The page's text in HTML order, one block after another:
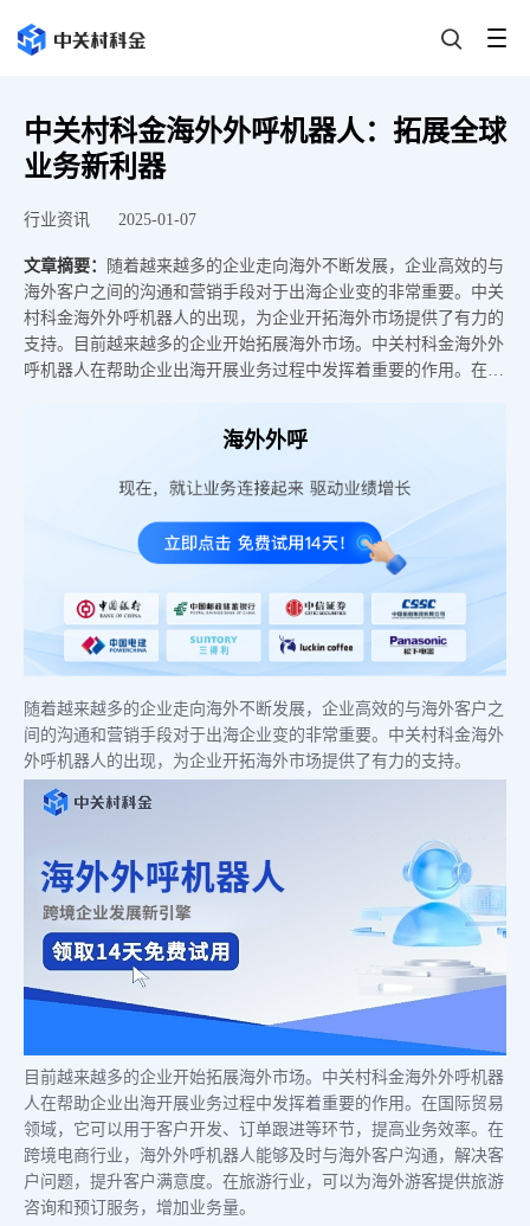
中关村科金海外外呼机器人：拓展全球
业务新利器
行业资讯 2025-01-07
文章摘要：
随着越来越多的企业走向海外不断发展，企业高效的与
海外客户之间的沟通和营销手段对于出海企业变的非常重要。中关
村科金海外外呼机器人的出现，为企业开拓海外市场提供了有力的
支持。目前越来越多的企业开始拓展海外市场。中关村科金海外外
呼机器人在帮助企业出海开展业务过程中发挥着重要的作用。在国
海外外呼
随着越来越多的企业走向海外不断发展，企业高效的与海外客户之
间的沟通和营销手段对于出海企业变的非常重要。中关村科金海外
外呼机器人的出现，为企业开拓海外市场提供了有力的支持。
目前越来越多的企业开始拓展海外市场。中关村科金海外外呼机器
人在帮助企业出海开展业务过程中发挥着重要的作用。在国际贸易
领域，它可以用于客户开发、订单跟进等环节，提高业务效率。在
跨境电商行业，海外外呼机器人能够及时与海外客户沟通，解决客
户问题，提升客户满意度。在旅游行业，可以为海外游客提供旅游
咨询和预订服务，增加业务量。